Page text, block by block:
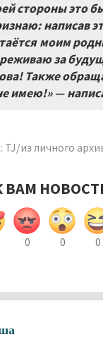
стороны это
написав
моим
за
Также
имею!» —
TJ/из личного
ВАМ
0 0 0